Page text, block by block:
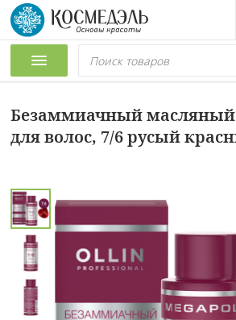
Безаммиачный масляный
для волос, 7/6 русый